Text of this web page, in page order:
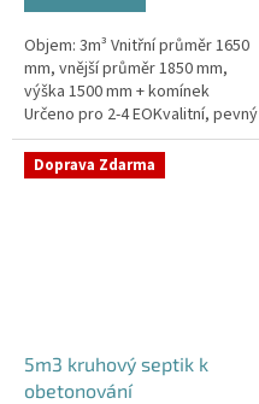
Objem: 3m³ Vnitřní průměr 1650
mm, vnější průměr 1850 mm,
výška 1500 mm + komínek
Určeno pro 2-4 EOKvalitní, pevný
septik bez potřeby
obetonováníPrůměr a pozici
přítoku a...
Doprava Zdarma
5m3 kruhový septik k
obetonování